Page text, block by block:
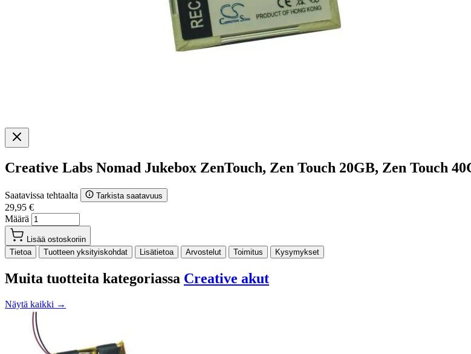
Creative Labs Nomad Jukebox ZenTouch, Zen Touch 20GB, Zen Touch
Saatavissa tehtaalta Tarkista saatavuus
29,95 €
Määrä
Lisää ostoskoriin
Tietoa
Tuotteen yksityiskohdat Lisätietoa Arvostelut Toimitus Kysymykset
Muita tuotteita kategoriassa Creative akut
Näytä kaikki →